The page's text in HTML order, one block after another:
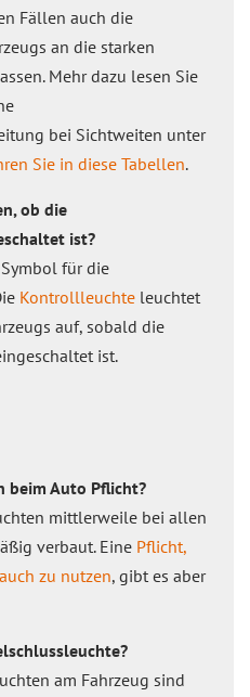
Fällen auch die
an die starken
Mehr dazu lesen Sie
bei Sichtweiten unter
Sie in diese Tabellen.
ob die
ist?
für die
Kontrollleuchte leuchtet
auf, sobald die
ist.
beim Auto Pflicht?
mittlerweile bei allen
verbaut. Eine Pflicht,
zu nutzen, gibt es aber
am Fahrzeug sind